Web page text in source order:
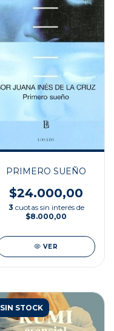
PRIMERO SUEÑO
$24.000,00
3 cuotas sin interés de
$8.000,00
VER
SIN STOCK